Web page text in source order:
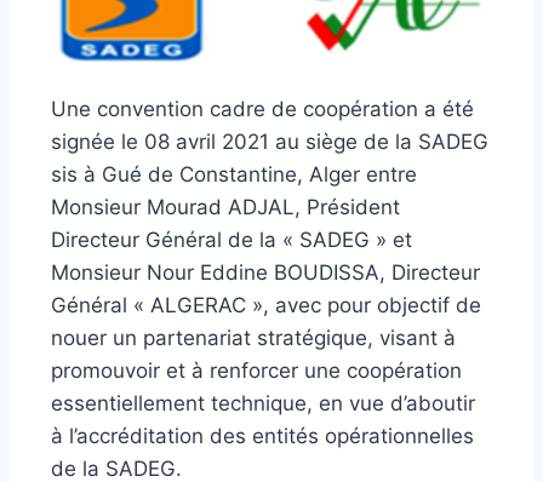
Une convention cadre de coopération a été
signée le 08 avril 2021 au siège de la SADEG
sis à Gué de Constantine, Alger entre
Monsieur Mourad ADJAL, Président
Directeur Général de la « SADEG » et
Monsieur Nour Eddine BOUDISSA, Directeur
Général « ALGERAC », avec pour objectif de
nouer un partenariat stratégique, visant à
promouvoir et à renforcer une coopération
essentiellement technique, en vue d’aboutir
à l’accréditation des entités opérationnelles
de la SADEG.